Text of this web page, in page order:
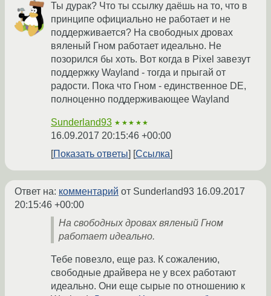
Ты дурак? Что ты ссылку даёшь на то, что в
принципе официально не работает и не
поддерживается? На свободных дровах
вяленый Гном работает идеально. Не
позорился бы хоть. Вот когда в Pixel завезут
поддержку Wayland - тогда и прыгай от
радости. Пока что Гном - единственное DE,
полноценно поддерживающее Wayland
Sunderland93 ★★★★★
16.09.2017 20:15:46 +00:00
Показать ответы
Ссылка
Ответ на: комментарий от Sunderland93 16.09.2017
20:15:46 +00:00
На свободных дровах вяленый Гном
работает идеально.
Тебе повезло, еще раз. К сожалению,
свободные драйвера не у всех работают
идеально. Они еще сырые по отношению к